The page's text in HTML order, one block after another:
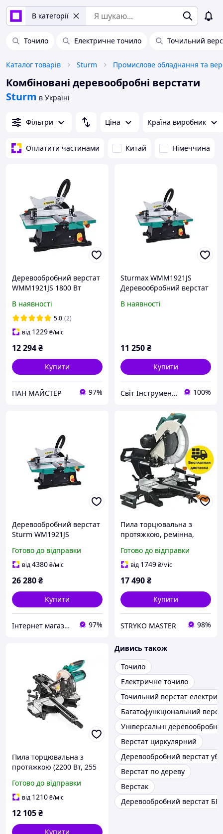
В категорії
Точило Електричне точило Точильний
Каталог товарів Sturm
Комбіновані деревообробні верстати
Sturm в Україні
Фільтри Ціна Країна виробник
Оплатити частинами Китай Німеччина
Деревообробний верстат
WMM1921JS 1800 Вт
В наявності
5.0 (2)
від 1229₴/міс
12 294₴
Купити
ПАН МАЙСТЕР 97%
Sturmax WMM1921JS
Деревообробний верстат
В наявності
11 250₴
Купити
Світ Інструменту: інтернет-магазин інструментів 100%
Деревообробний верстат
Sturm WM1921JS
Готово до відправки
від4380₴/міс
26 280₴
Купити
Інтернет магазин KlaRst 97%
Пила торцювальна з
протяжкою, ремінна,
MS55305BL.Доставка по
Україні безкоштовно.
Готово до відправки
від 1749₴/міс
17 490₴
Купити
STRYKO MASTER 98%
Пила торцювальна з
протяжкою (2200 Вт, 255
Готово до відправки
від 1210₴/міс
12 105₴
Купити
Дивись також
Точило
Електричне точило
Точильний верстат
Багатофункціональний
Універсальні деревообробні
Верстат циркулярний
Деревообробний верстат
Верстат по дереву
Верстак
Деревообробний верстат